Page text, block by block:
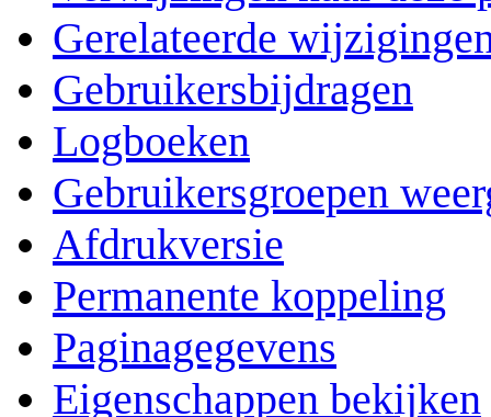
Gerelateerde
Gebruikersbijdragen
Logboeken
Gebruikersgroepen
Afdrukversie
Permanente koppeling
Paginagegevens
Eigenschappen bekijken